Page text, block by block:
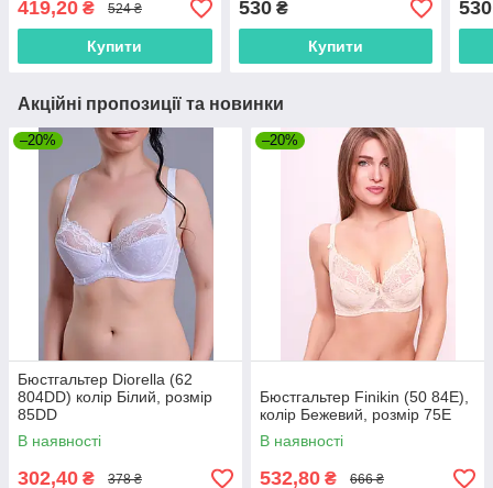
419,20 ₴ 524 ₴
Купити
530₴
Купити
530
Акційні пропозиції та новинки
–20%
Бюстгальтер Diorella (62
804DD) колір Білий, розмір
85DD
В наявності
302,40 ₴ 378 ₴
–20%
Бюстгальтер Finikin (50 84E),
колір Бежевий, розмір 75E
В наявності
532,80 ₴ 666 ₴